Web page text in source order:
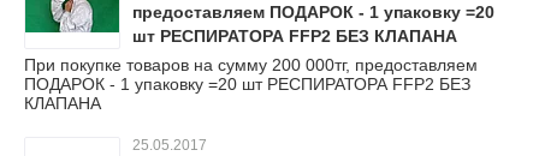
предоставляем ПОДАРОК - 1 упаковку =20
шт РЕСПИРАТОРА FFP2 БЕЗ КЛАПАНА
При покупке товаров на сумму 200 000тг, предоставляем
ПОДАРОК - 1 упаковку =20 шт РЕСПИРАТОРА FFP2 БЕЗ
КЛАПАНА
25.05.2017